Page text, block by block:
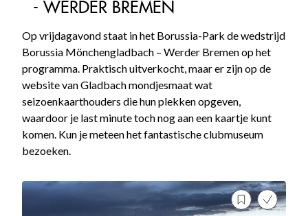
- WERDER BREMEN
Op vrijdagavond staat in het Borussia-Park de wedstrijd
Borussia Mönchengladbach – Werder Bremen op het
programma. Praktisch uitverkocht, maar er zijn op de
website van Gladbach mondjesmaat wat
seizoenkaarthouders die hun plekken opgeven,
waardoor je last minute toch nog aan een kaartje kunt
komen. Kun je meteen het fantastische clubmuseum
bezoeken.